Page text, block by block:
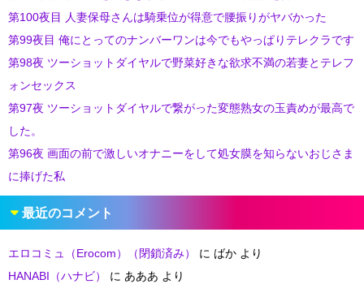
第100夜目 人妻保母さんは騎乗位が得意で腰振りがヤバかった
第99夜目 俺にとってのナンバーワンは今でもやっぱりテレクラです
第98夜 ツーショットダイヤルで野菜好きな欲求不満の若妻とテレフ
ォンセックス
第97夜 ツーショットダイヤルで繋がった変態熟女の玉責めが最高で
した。
第96夜 画面の前で激しいオナニーをして処女膜を知らないおじさま
に捧げた私
最近のコメント
エロコミュ（Erocom）（閉鎖済み） に ばか より
HANABI（ハナビ）
に あああ より